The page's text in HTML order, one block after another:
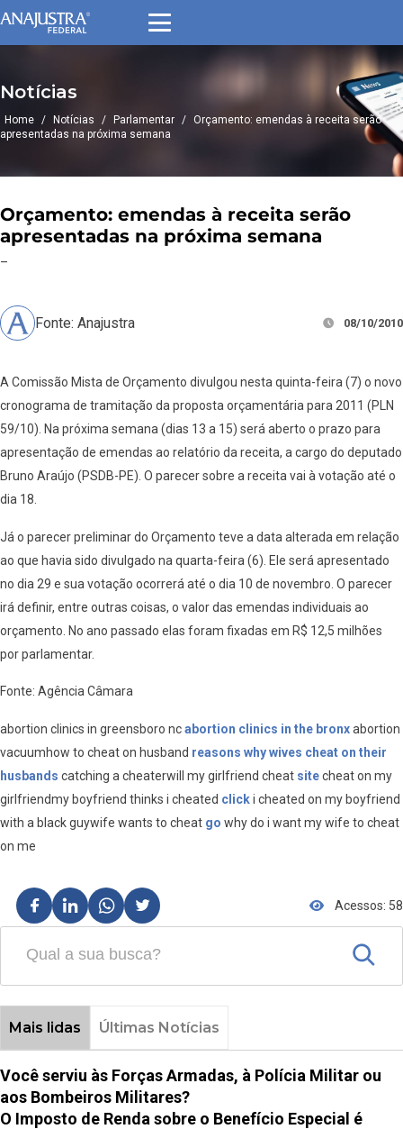
Notícias
Home / Notícias / Parlamentar / Orçamento: emendas à receita serão
apresentadas na próxima semana
Orçamento: emendas à receita serão
apresentadas na próxima semana
–
Fonte: Anajustra 08/10/2010
A Comissão Mista de Orçamento divulgou nesta quinta-feira (7) o novo
cronograma de tramitação da proposta orçamentária para 2011 (PLN
59/10). Na próxima semana (dias 13 a 15) será aberto o prazo para
apresentação de emendas ao relatório da receita, a cargo do deputado
Bruno Araújo (PSDB-PE). O parecer sobre a receita vai à votação até o
dia 18.
Já o parecer preliminar do Orçamento teve a data alterada em relação
ao que havia sido divulgado na quarta-feira (6). Ele será apresentado
no dia 29 e sua votação ocorrerá até o dia 10 de novembro. O parecer
irá definir, entre outras coisas, o valor das emendas individuais ao
orçamento. No ano passado elas foram fixadas em R$ 12,5 milhões
por parlamentar.
Fonte: Agência Câmara
abortion clinics in greensboro ncabortion clinics in the bronxabortion
vacuumhow to cheat on husband reasons why wives cheat on their
husbands catching a cheaterwill my girlfriend cheat sitecheat on my
girlfriendmy boyfriend thinks i cheated clicki cheated on my boyfriend
with a black guywife wants to cheat go why do i want my wife to cheat
on me
Acessos: 58
Mais lidas Últimas Notícias
Você serviu às Forças Armadas, à Polícia Militar ou
aos Bombeiros Militares?
O Imposto de Renda sobre o Benefício Especial é